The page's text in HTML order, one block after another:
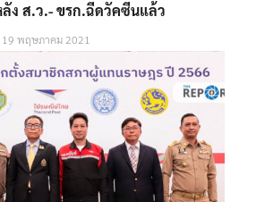
ง ส.ว.- ขรก.ฉีดวัคซีนแล้ว
19 พฤษภาคม 2021